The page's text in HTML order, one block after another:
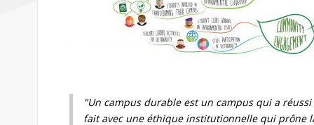
"Un campus durable est un campus qui a
fait avec une éthique institutionnelle qui prône